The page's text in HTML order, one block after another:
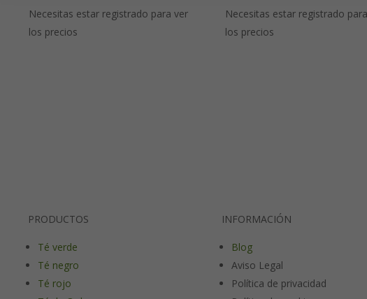
Necesitas estar registrado para ver
los precios
Necesitas estar registrado
los precios
PRODUCTOS
Té verde
Té negro
Té rojo
INFORMACIÓN
Blog
Aviso Legal
Política de privacidad